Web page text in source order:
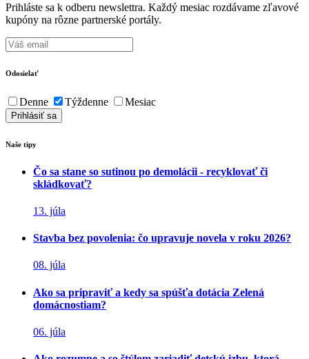
Prihláste sa k odberu newslettra. Každý mesiac rozdávame zľavové
kupóny na rôzne partnerské portály.
Odosielať
Denne Týždenne Mesiac
Naše tipy
Čo sa stane so sutinou po demolácii - recyklovať či
skládkovať?
13. júla
Stavba bez povolenia: čo upravuje novela v roku 2026?
08. júla
Ako sa pripraviť a kedy sa spúšťa dotácia Zelená
domácnostiam?
06. júla